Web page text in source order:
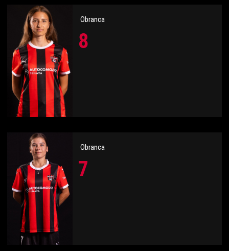
Obranca
8
Obranca
7